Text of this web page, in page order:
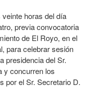
horas del día
previa convocatoria
de El Royo, en el
para celebrar sesión
presidencia del Sr.
y concurren los
por el Sr. Secretario D.